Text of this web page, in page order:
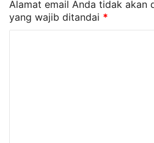
Alamat email Anda tidak akan
yang wajib ditandai *